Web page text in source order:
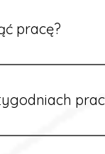
pracę?
Jeśli jednak
po